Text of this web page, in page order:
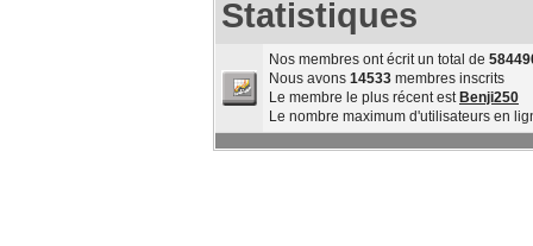
Statistiques
Nos membres ont écrit un total de
Nous avons 14533membres inscrits
Le membre le plus récent est Benji250
Le nombre maximum d'utilisateurs en